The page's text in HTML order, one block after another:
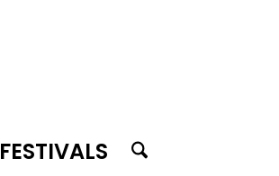
FESTIVALS